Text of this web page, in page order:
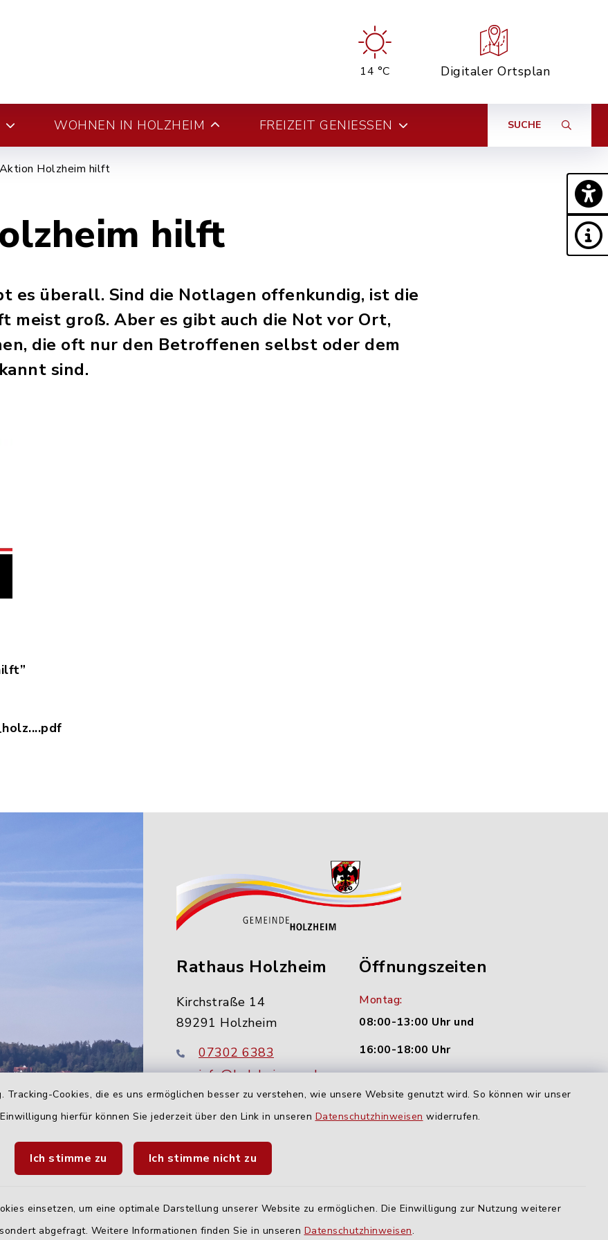
Cookies, die es uns ermöglichen besser zu verstehen, wie unsere Website genutzt wird. So können wir unser
hierfür können Sie jederzeit über den Link in unseren Datenschutzhinweisen widerrufen.
Ich stimme zu Ich stimme nicht zu
einsetzen, um eine optimale Darstellung unserer Website zu ermöglichen. Die Einwilligung zur Nutzung weiterer
abgefragt. Weitere Informationen finden Sie in unseren Datenschutzhinweisen.
14 °C Digitaler Ortsplan
WOHNEN IN HOLZHEIM FREIZEIT GENIESSEN SUCHE
Aktion Holzheim hilft
hilft
es überall. Sind die Notlagen offenkundig, ist die
meist groß. Aber es gibt auch die Not vor Ort,
die oft nur den Betroffenen selbst oder dem
sind.
Rathaus Holzheim
Kirchstraße 14
89291 Holzheim
07302 6383
info@holzheim-nu.de
Öffnungszeiten
Montag:
08:00-13:00 Uhr und
16:00-18:00 Uhr
geschlossen